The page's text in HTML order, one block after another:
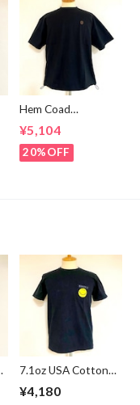
Hem Coad
Embroidery T-
shirts Black /
Brown
¥5,104
20%OFF
7.1oz USA Cotton
Body "SMILE"
Pocket S/S T-
¥4,180